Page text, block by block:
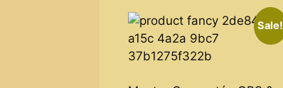
Sale!